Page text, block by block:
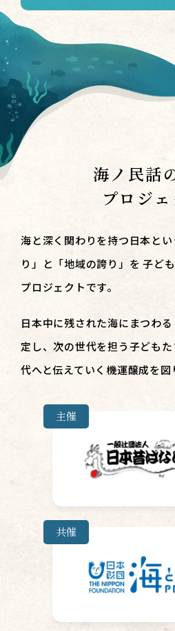
海ノ民話
プロジェ
海と深く関わりを持つ日本と
り」と「地域の誇り」を 子ど
プロジェクトです。
日本中に残された海にまつわ
定し、次の世代を担う子どもた
代へと伝えていく機運醸成を図
主催
共催